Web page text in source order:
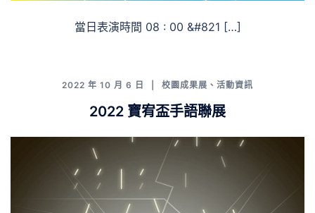
當日表演時間 08 : 00 &#821 […]
2022 年 10 月 6 日 校園成果展 、 活動資訊
2022 寶宥盃手語聯展